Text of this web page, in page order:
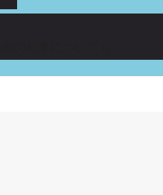
の仕事についても